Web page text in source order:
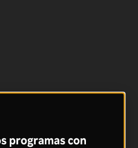
programas con